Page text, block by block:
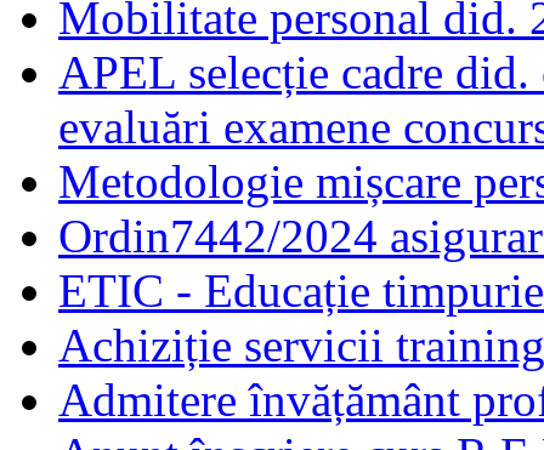
Mobilitate personal did.
APEL selecție cadre
evaluări examene
Metodologie mișcare
Ordin7442/2024
ETIC - Educație
Achiziție servicii
Admitere învățământ